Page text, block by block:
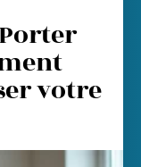
votre